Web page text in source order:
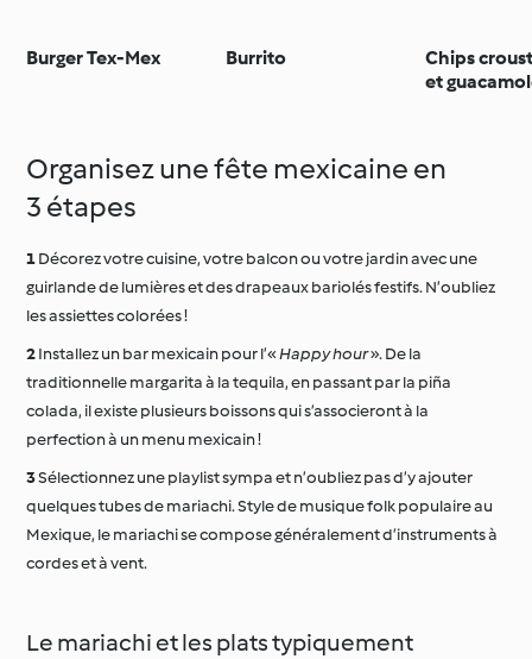
Burger Tex-Mex Burrito
Chips
et
Organisez une fête mexicaine en
3 étapes
Décorez votre cuisine, votre balcon ou votre jardin avec une
guirlande de lumières et des drapeaux bariolés festifs. N’oubliez
les assiettes colorées !
Installez un bar mexicain pour l’«Happy hour». De la
traditionnelle margarita à la tequila, en passant par la piña
colada, il existe plusieurs boissons qui s’associeront à la
perfection à un menu mexicain !
Sélectionnez une playlist sympa et n’oubliez pas d’y ajouter
quelques tubes de mariachi. Style de musique folk populaire au
Mexique, le mariachi se compose généralement d’instruments à
cordes et à vent.
Le mariachi et les plats typiquement